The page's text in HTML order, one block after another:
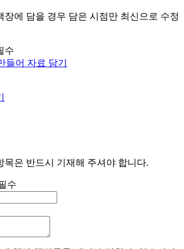
장에 담을 경우 담은 시점만 최신으로 수정
들어 자료 담기
목은 반드시 기재해 주셔야 합니다.